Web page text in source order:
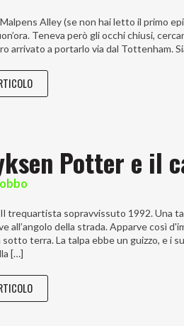
Alley (se non hai letto il primo
Teneva però gli occhi chiusi,
arrivato a portarlo via dal Tottenham.
Potter e il
trequartista sopravvissuto 1992. Una
all’angolo della strada. Apparve così
terra. La talpa ebbe un guizzo, e i
[…]